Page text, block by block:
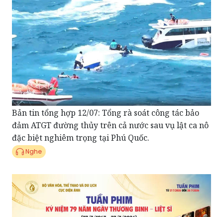
Bản tin tổng hợp 12/07: Tổng rà soát công tác bảo
đảm ATGT đường thủy trên cả nước sau vụ lật ca nô
đặc biệt nghiêm trọng tại Phú Quốc.
Nghe